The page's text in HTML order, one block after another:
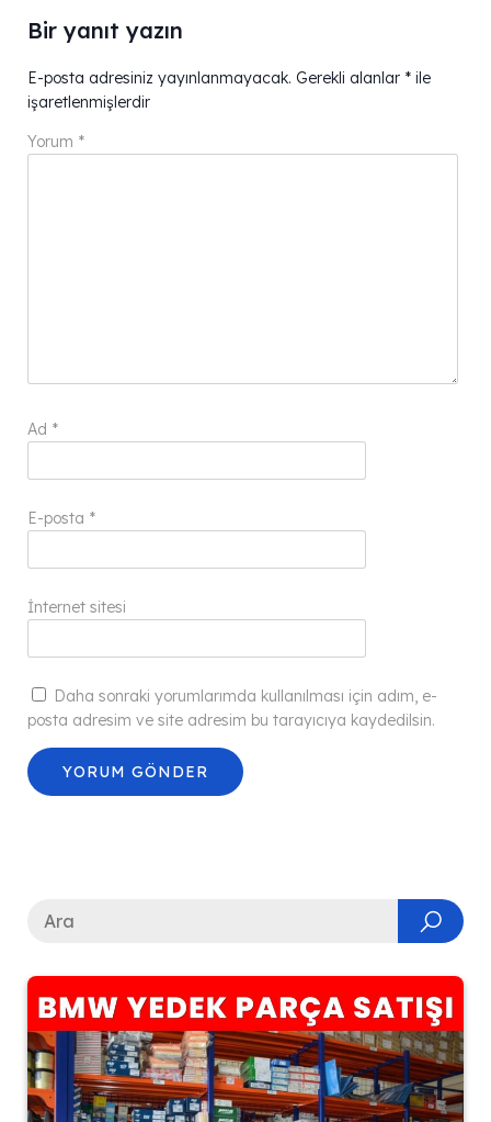
Bir yanıt yazın
E-posta adresiniz yayınlanmayacak. Gerekli alanlar * ile
işaretlenmişlerdir
Yorum *
Ad *
E-posta *
İnternet sitesi
Daha sonraki yorumlarımda kullanılması için adım, e-
posta adresim ve site adresim bu tarayıcıya kaydedilsin.